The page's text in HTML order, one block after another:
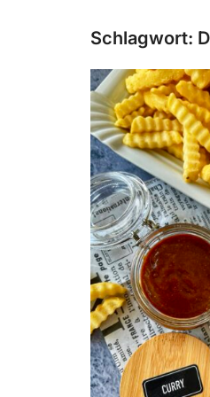
Schlagwort: